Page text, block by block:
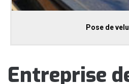
Pose de
Entreprise